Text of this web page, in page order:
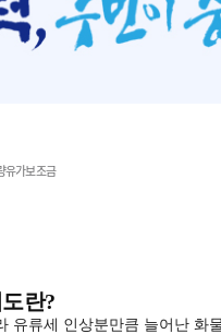
공직자비리신고
라인민원발급
유가보조금
란?
유류세 인상분만큼 늘어난